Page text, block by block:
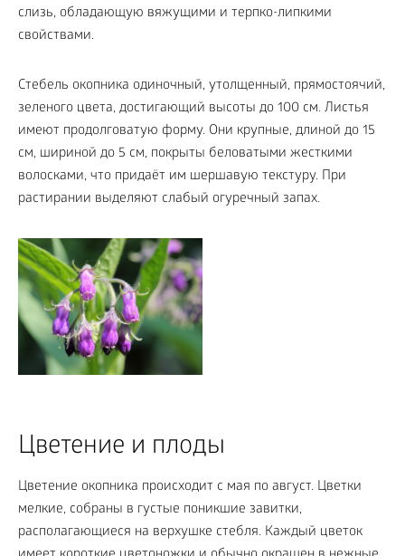
слизь, обладающую вяжущими и терпко-липкими
свойствами.
Стебель окопника одиночный, утолщенный, прямостоячий,
зеленого цвета, достигающий высоты до 100 см. Листья
имеют продолговатую форму. Они крупные, длиной до 15
см, шириной до 5 см, покрыты беловатыми жесткими
волосками, что придаёт им шершавую текстуру. При
растирании выделяют слабый огуречный запах.
Цветение и плоды
Цветение окопника происходит с мая по август. Цветки
мелкие, собраны в густые поникшие завитки,
располагающиеся на верхушке стебля. Каждый цветок